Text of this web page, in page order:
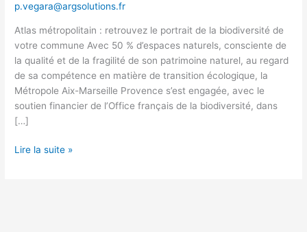
p.vegara@argsolutions.fr
Atlas métropolitain : retrouvez le portrait de la biodiversité de
votre commune Avec 50 % d’espaces naturels, consciente de
la qualité et de la fragilité de son patrimoine naturel, au regard
de sa compétence en matière de transition écologique, la
Métropole Aix-Marseille Provence s’est engagée, avec le
soutien financier de l’Office français de la biodiversité, dans
[…]
Lire la suite »